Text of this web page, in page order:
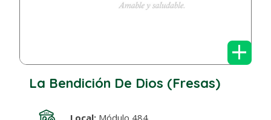
+
La Bendición De Dios (Fresas)
Local:Módulo 484